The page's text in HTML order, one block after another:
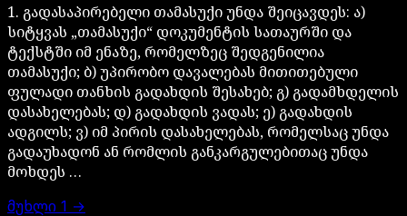
1. გადასაპირებელი თამასუქი უნდა შეიცავდეს: ა)
სიტყვას „თამასუქი“ დოკუმენტის სათაურში და
ტექსტში იმ ენაზე, რომელზეც შედგენილია
თამასუქი; ბ) უპირობო დავალებას მითითებული
ფულადი თანხის გადახდის შესახებ; გ) გადამხდელის
დასახელებას; დ) გადახდის ვადას; ე) გადახდის
ადგილს; ვ) იმ პირის დასახელებას, რომელსაც უნდა
გადაუხადონ ან რომლის განკარგულებითაც უნდა
მოხდეს …
მუხლი 1 →